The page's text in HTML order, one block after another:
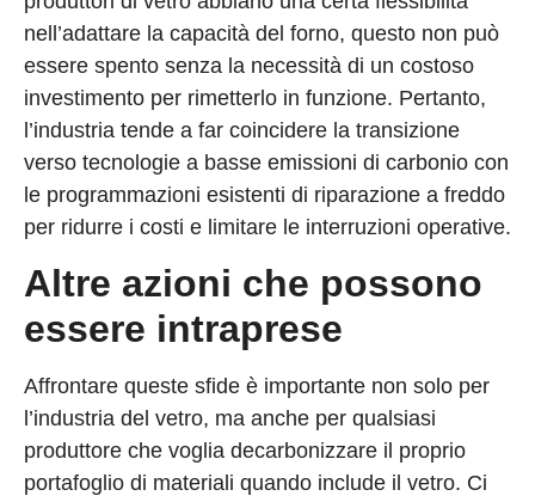
nell’adattare la capacità del forno, questo non può
essere spento senza la necessità di un costoso
investimento per rimetterlo in funzione. Pertanto,
l’industria tende a far coincidere la transizione
verso tecnologie a basse emissioni di carbonio con
le programmazioni esistenti di riparazione a freddo
per ridurre i costi e limitare le interruzioni operative.
Altre azioni che possono
essere intraprese
Affrontare queste sfide è importante non solo per
l’industria del vetro, ma anche per qualsiasi
produttore che voglia decarbonizzare il proprio
portafoglio di materiali quando include il vetro. Ci